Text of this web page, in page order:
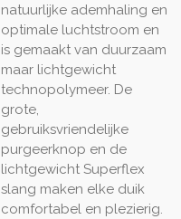
natuurlijke ademhaling en
optimale luchtstroom en
is gemaakt van duurzaam
maar lichtgewicht
technopolymeer. De
grote,
gebruiksvriendelijke
purgeerknop en de
lichtgewicht Superflex
slang maken elke duik
comfortabel en plezierig.